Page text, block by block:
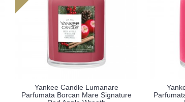
Yankee Candle Lumanare
Parfumata Borcan Mare Signature